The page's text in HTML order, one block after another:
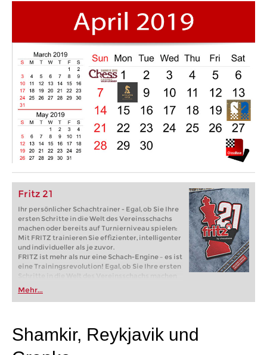
Fritz 21
Ihr persönlicher Schachtrainer - Egal, ob Sie Ihre
ersten Schritte in die Welt des Vereinsschachs
machen oder bereits auf Turnierniveau spielen:
Mit FRITZ trainieren Sie effizienter, intelligenter
und individueller als je zuvor.
FRITZ ist mehr als nur eine Schach-Engine – es ist
eine Trainingsrevolution! Egal, ob Sie Ihre ersten
Schritte in die Welt des Vereinsschachs machen
oder bereits auf Turnierniveau spielen: Mit
FRITZ trainieren Sie effizienter, intelligenter und
individueller als je zuvor.
Mehr...
Shamkir, Reykjavik und